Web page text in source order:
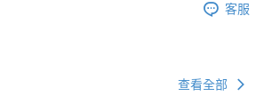
客服
查看全部